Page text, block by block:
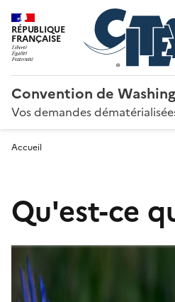
RÉPUBLIQUE
FRANÇAISE
Convention de
Vos demandes
Accueil
Qu'est-ce